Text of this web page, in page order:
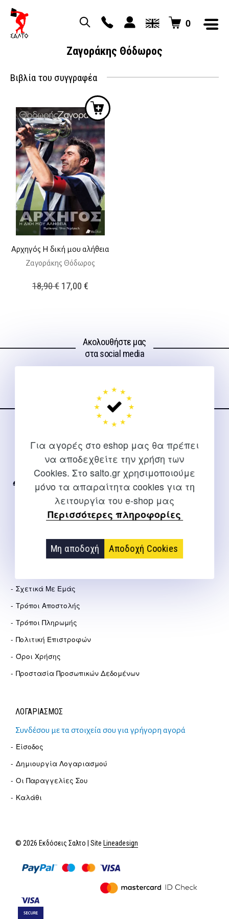
Για αγορές στο eshop μας θα πρέπει
να αποδεχθείτε την χρήση των
Cookies. Στο salto.gr χρησιμοποιούμε
μόνο τα απαραίτητα cookies για τη
λειτουργία του e-shop μας
Περισσότερες πληροφορίες
Μη αποδοχή Αποδοχή Cookies
0
Ζαγοράκης Θόδωρος
Βιβλία του συγγραφέα
Αρχηγός Η δική μου αλήθεια
Ζαγοράκης Θόδωρος
18,90€ Original
17,00 €Η
17,00 €.
Ακολουθήστε μας
στα social media
Για διευκρινίσεις και υποστήριξη παραγγελιών μέσω του
2310 267108
info@salto.gr
Σχετικά Με Εμάς
Τρόποι Αποστολής
Τρόποι Πληρωμής
Πολιτική Επιστροφών
Όροι Χρήσης
Προστασία Προσωπικών Δεδομένων
ΛΟΓΑΡΙΑΣΜΟΣ
Συνδέσου με τα στοιχεία σου για γρήγορη αγορά
Είσοδος
Δημιουργία Λογαριασμού
Οι Παραγγελίες Σου
Καλάθι
© 2026 Εκδόσεις Σαλτο | Site Lineadesign